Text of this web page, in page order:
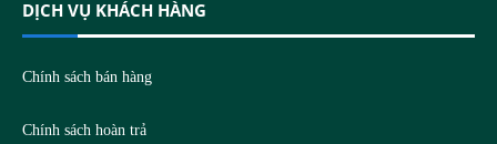
DỊCH VỤ KHÁCH HÀNG
Chính sách bán hàng
Chính sách hoàn trả